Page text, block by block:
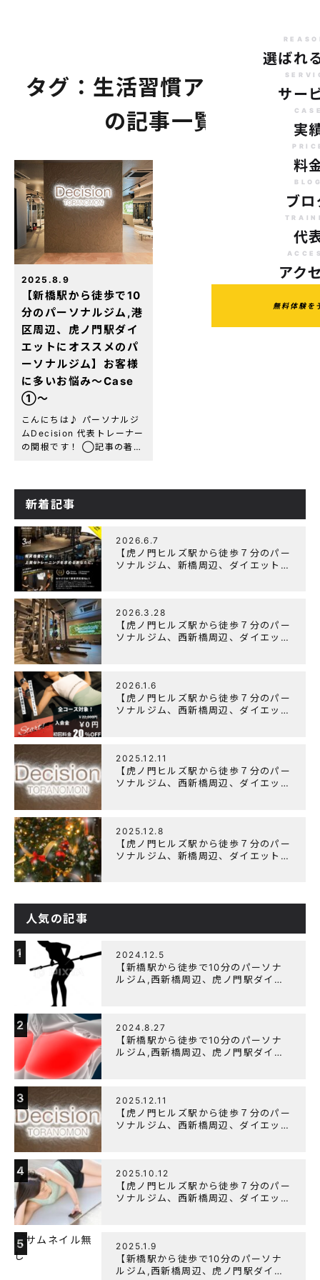
選ばれ
サー
実
料
ブロ
代
アク
無料体験を
タグ：生活習慣アドバイス
の記事一覧
2025.8.9
【新橋駅から徒歩で10
分のパーソナルジム,港
区周辺、虎ノ門駅ダイ
エットにオススメのパ
ーソナルジム】お客様
に多いお悩み〜Case
①〜
こんにちは♪ パーソナルジ
ムDecision 代表トレーナー
の関根です！ ◯記事の著者
Decision 代表トレーナー
資格・経歴：NESTA-
[…]
新着記事
2026.6.7
【虎ノ門ヒルズ駅から徒歩７分のパー
ソナルジム、新橋周辺、ダイエットに
2026.3.28
【虎ノ門ヒルズ駅から徒歩７分のパー
ソナルジム、西新橋周辺、ダイエット
2026.1.6
【虎ノ門ヒルズ駅から徒歩７分のパー
ソナルジム、西新橋周辺、ダイエット
2025.12.11
【虎ノ門ヒルズ駅から徒歩７分のパー
ソナルジム、西新橋周辺、ダイエット
2025.12.8
【虎ノ門ヒルズ駅から徒歩７分のパー
ソナルジム、新橋周辺、ダイエットに
人気の記事
1 2024.12.5
【新橋駅から徒歩で10分のパーソナ
ルジム,西新橋周辺、虎ノ門駅ダイエ
2 2024.8.27
【新橋駅から徒歩で10分のパーソナ
ルジム,西新橋周辺、虎ノ門駅ダイエ
3 2025.12.11
【虎ノ門ヒルズ駅から徒歩７分のパー
ソナルジム、西新橋周辺、ダイエット
4 2025.10.12
【虎ノ門ヒルズ駅から徒歩７分のパー
ソナルジム、西新橋周辺、ダイエット
5 2025.1.9
【新橋駅から徒歩で10分のパーソナ
ルジム,西新橋周辺、虎ノ門駅ダイエ